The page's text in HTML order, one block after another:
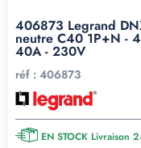
406873 Legrand
neutre C40 1P+N -
40A - 230V
réf : 406873
EN STOCK Livraison